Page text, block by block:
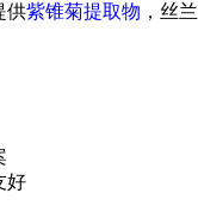
供紫锥菊提取物 ，丝
好